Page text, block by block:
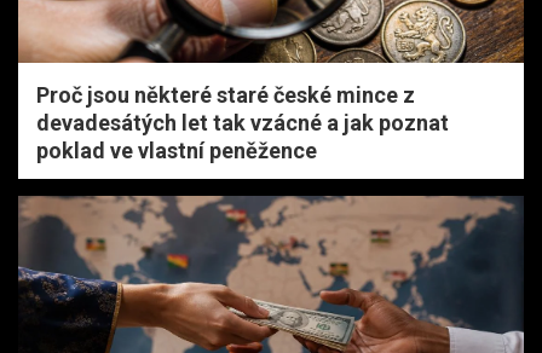
Proč jsou některé staré české mince z
devadesátých let tak vzácné a jak poznat
poklad ve vlastní peněžence